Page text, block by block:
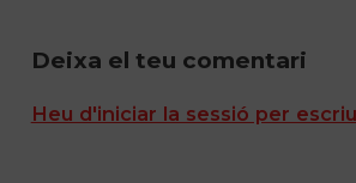
Deixa el teu comentari
Heu d'iniciar la sessió per